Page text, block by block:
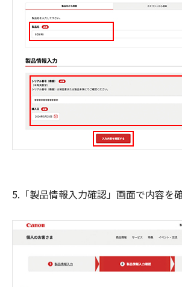
5.「製品情報入力確認」画面で内容を